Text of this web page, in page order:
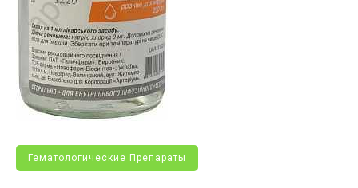
Гематологические Препараты